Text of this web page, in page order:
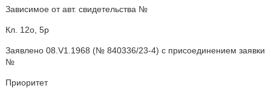
Зависимое от авт. свидетельства №
Кл. 12о, 5р
Заявлено 08.V1.1968 (№ 840336/23-4) с присоединением заявки
№
Приоритет